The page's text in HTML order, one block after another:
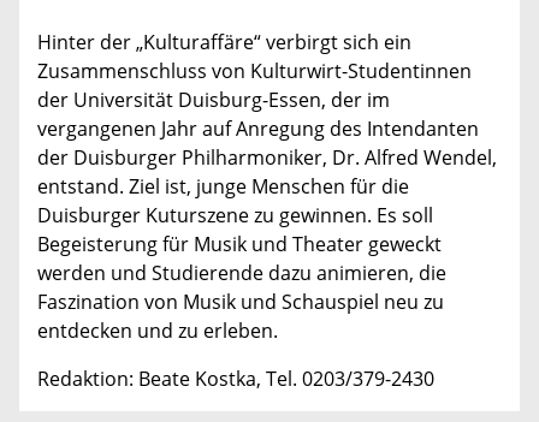
Hinter der „Kulturaffäre“ verbirgt sich ein
Zusammenschluss von Kulturwirt-Studentinnen
der Universität Duisburg-Essen, der im
vergangenen Jahr auf Anregung des Intendanten
der Duisburger Philharmoniker, Dr. Alfred Wendel,
entstand. Ziel ist, junge Menschen für die
Duisburger Kuturszene zu gewinnen. Es soll
Begeisterung für Musik und Theater geweckt
werden und Studierende dazu animieren, die
Faszination von Musik und Schauspiel neu zu
entdecken und zu erleben.
Redaktion: Beate Kostka, Tel. 0203/379-2430